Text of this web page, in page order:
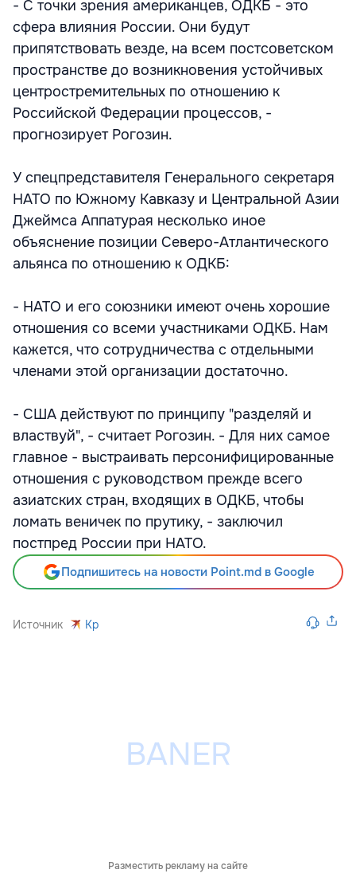
- С точки зрения американцев, ОДКБ - это
сфера влияния России. Они будут
припятствовать везде, на всем постсоветском
пространстве до возникновения устойчивых
центростремительных по отношению к
Российской Федерации процессов, -
прогнозирует Рогозин.
У спецпредставителя Генерального секретаря
НАТО по Южному Кавказу и Центральной Азии
Джеймса Аппатурая несколько иное
объяснение позиции Северо-Атлантического
альянса по отношению к ОДКБ:
- НАТО и его союзники имеют очень хорошие
отношения со всеми участниками ОДКБ. Нам
кажется, что сотрудничества с отдельными
членами этой организации достаточно.
- США действуют по принципу "разделяй и
властвуй", - считает Рогозин. - Для них самое
главное - выстраивать персонифицированные
отношения с руководством прежде всего
азиатских стран, входящих в ОДКБ, чтобы
ломать веничек по прутику, - заключил
постпред России при НАТО.
Подпишитесь на новости Point.md в Google
Источник Kp
Разместить рекламу на сайте